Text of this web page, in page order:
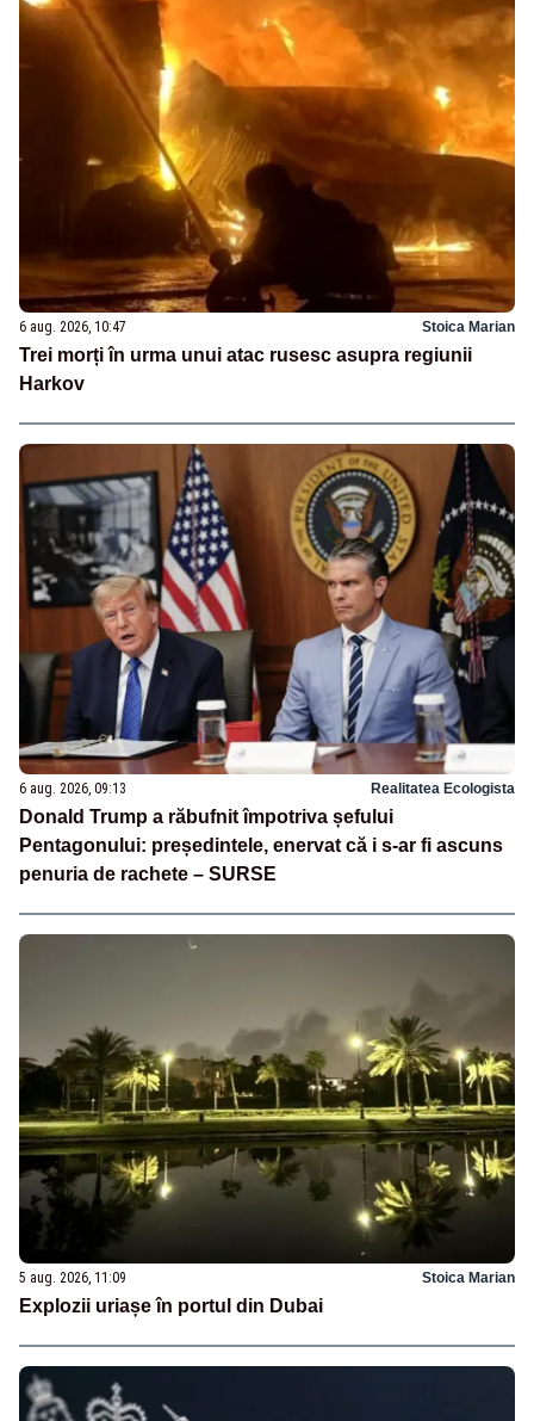
6 aug. 2026, 10:47 Stoica Marian
Trei morți în urma unui atac rusesc asupra regiunii
Harkov
6 aug. 2026, 09:13 Realitatea Ecologista
Donald Trump a răbufnit împotriva șefului
Pentagonului: președintele, enervat că i s-ar fi ascuns
penuria de rachete – SURSE
5 aug. 2026, 11:09 Stoica Marian
Explozii uriașe în portul din Dubai